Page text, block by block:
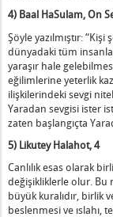
4) Baal HaSulam,On
Şöyle yazılmıştır:
dünyadaki tüm
yaraşır hale
eğilimlerine yeterlik
ilişkilerindeki sevgi
Yaradan sevgisi ister
zaten başlangıçta
5) Likutey Halahot, 4
Canlılık esas olarak
değişikliklerle olur. Bu
büyük kuralıdır, birlik
beslenmesi ve ıslahı,